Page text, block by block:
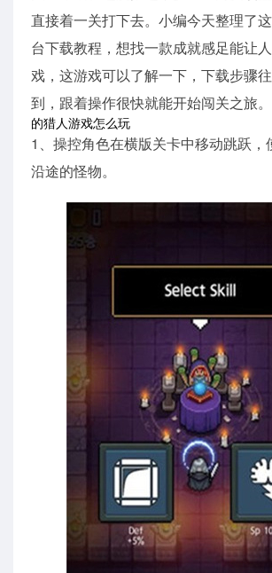
直接着一关打下去。小编今天整理了
台下载教程，想找一款成就感足能让
戏，这游戏可以了解一下，下载步骤
到，跟着操作很快就能开始闯关之旅。
的猎人游戏怎么玩
1、操控角色在横版关卡中移动跳跃，
沿途的怪物。